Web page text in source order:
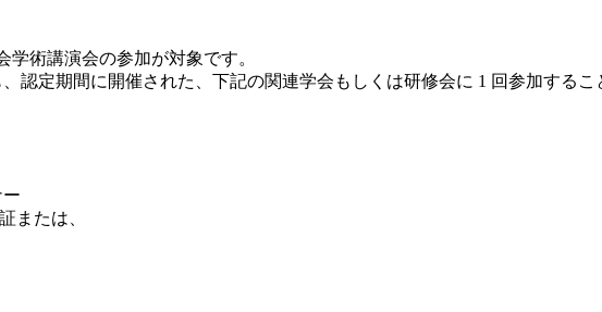
講演会の参加が対象です。
期間に開催された、下記の関連学会もしくは研修会に 1 回参加するこ
または、